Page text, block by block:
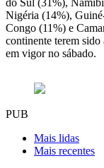
do Sul (31%),
Nigéria (14%),
Congo (11%) e
continente terem sido
em vigor no sábado.
PUB
Mais lidas
Mais recentes